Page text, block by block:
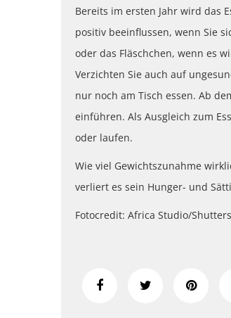
Bereits im ersten Jahr wird das
positiv beeinflussen, wenn Sie
oder das Fläschchen, wenn es
Verzichten Sie auch auf
nur noch am Tisch essen. Ab
einführen. Als Ausgleich zum
oder laufen.
Wie viel Gewichtszunahme
verliert es sein Hunger- und
Fotocredit: Africa Studio/